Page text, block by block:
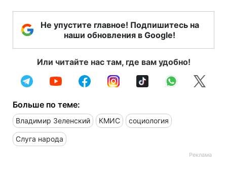
Не упустите главное! Подпишитесь на
наши обновления в Google!
Или читайте нас там, где вам удобно!
Больше по теме:
Владимир Зеленский КМИС социология
Слуга народа